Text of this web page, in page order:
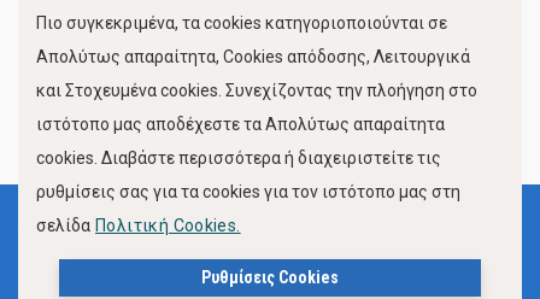
FOLLOW US
Όροι Χρήσης
Πολιτική Προστασίας Προσωπικών Δεδομένων
Πιο συγκεκριμένα, τα cookies κατηγοριοποιούνται σε
Απολύτως απαραίτητα, Cookies απόδοσης, Λειτουργικά
και Στοχευμένα cookies. Συνεχίζοντας την πλοήγηση στο
ιστότοπο μας αποδέχεστε τα Απολύτως απαραίτητα
cookies. Διαβάστε περισσότερα ή διαχειριστείτε τις
ρυθμίσεις σας για τα cookies για τον ιστότοπο μας στη
σελίδα Πολιτική Cookies.
Ρυθμίσεις Cookies